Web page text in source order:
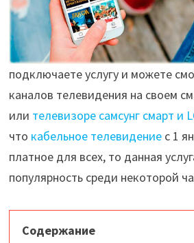
подключаете услугу и можете
каналов телевидения на своем
или телевизоре самсунг смарт и
что кабельное телевидениес 1
платное для всех, то данная
популярность среди некоторой
Содержание